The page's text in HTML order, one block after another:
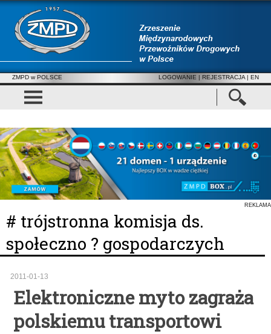
ZMPD w POLSCE LOGOWANIE | REJESTRACJA | EN
REKLAMA
# trójstronna komisja ds.
społeczno ? gospodarczych
2011-01-13
Elektroniczne myto zagraża
polskiemu transportowi